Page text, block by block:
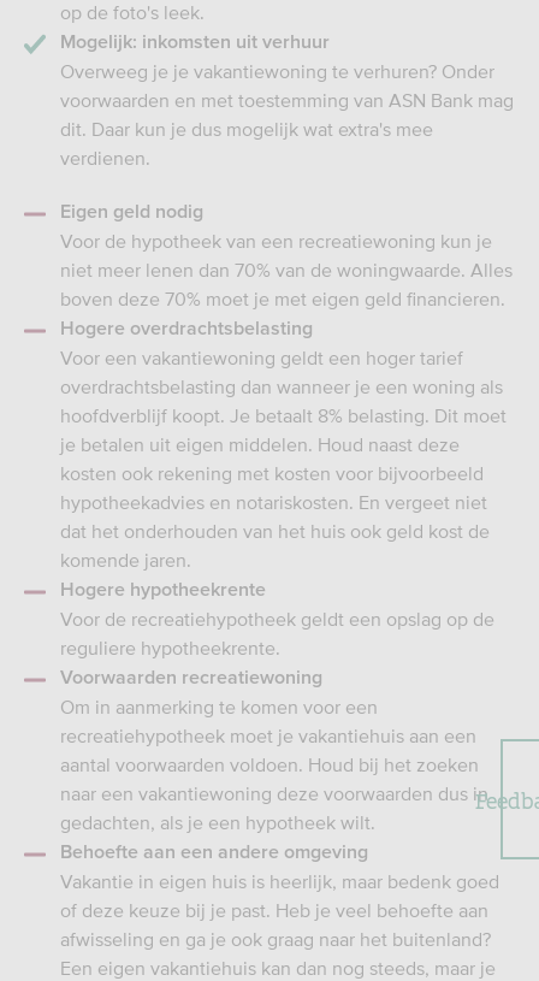
op de foto's leek.
Mogelijk: inkomsten uit verhuur
Overweeg je je vakantiewoning te verhuren? Onder
voorwaarden en met toestemming van ASN Bank mag
dit. Daar kun je dus mogelijk wat extra's mee
verdienen.
Eigen geld nodig
Voor de hypotheek van een recreatiewoning kun je
niet meer lenen dan 70% van de woningwaarde. Alles
boven deze 70% moet je met eigen geld financieren.
Hogere overdrachtsbelasting
Voor een vakantiewoning geldt een hoger tarief
overdrachtsbelasting dan wanneer je een woning als
hoofdverblijf koopt. Je betaalt 8% belasting. Dit moet
je betalen uit eigen middelen. Houd naast deze
kosten ook rekening met kosten voor bijvoorbeeld
hypotheekadvies en notariskosten. En vergeet niet
dat het onderhouden van het huis ook geld kost de
komende jaren.
Hogere hypotheekrente
Voor de recreatiehypotheek geldt een opslag op de
reguliere hypotheekrente.
Voorwaarden recreatiewoning
Om in aanmerking te komen voor een
recreatiehypotheek moet je vakantiehuis aan een
aantal voorwaarden voldoen. Houd bij het zoeken
naar een vakantiewoning deze voorwaarden dus in
gedachten, als je een hypotheek wilt.
Behoefte aan een andere omgeving
Vakantie in eigen huis is heerlijk, maar bedenk goed
of deze keuze bij je past. Heb je veel behoefte aan
afwisseling en ga je ook graag naar het buitenland?
Een eigen vakantiehuis kan dan nog steeds, maar je